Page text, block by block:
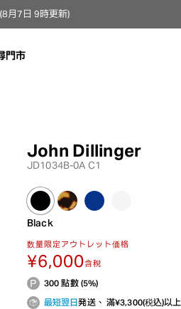
月7日 9時更新）
門市
John Dillinger
JD1034B-0A C1
Black
数量限定アウトレット価格
¥6,000含稅
300 點數 (5%)
最短翌日発送、 滿¥3,300(税込)以上